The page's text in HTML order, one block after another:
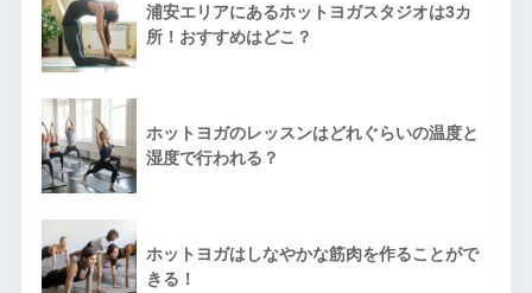
浦安エリアにあるホットヨガスタジオは3カ
所！おすすめはどこ？
ホットヨガのレッスンはどれぐらいの温度と
湿度で行われる？
ホットヨガはしなやかな筋肉を作ることがで
きる！